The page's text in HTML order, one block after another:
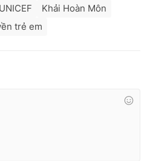
UNICEF
Khải Hoàn Môn
trẻ em